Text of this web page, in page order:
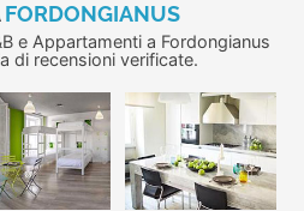
FORDONGIANUS
e Appartamenti a Fordongianus
di recensioni verificate.